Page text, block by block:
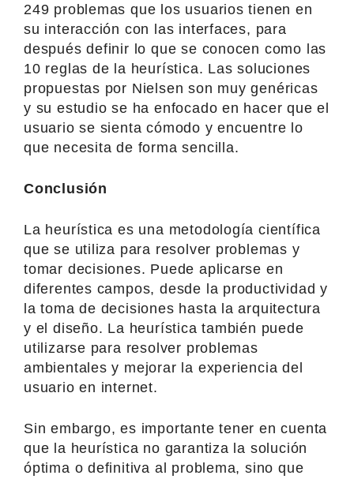
249 problemas que los usuarios tienen en
su interacción con las interfaces, para
después definir lo que se conocen como las
10 reglas de la heurística. Las soluciones
propuestas por Nielsen son muy genéricas
y su estudio se ha enfocado en hacer que el
usuario se sienta cómodo y encuentre lo
que necesita de forma sencilla.
Conclusión
La heurística es una metodología científica
que se utiliza para resolver problemas y
tomar decisiones. Puede aplicarse en
diferentes campos, desde la productividad y
la toma de decisiones hasta la arquitectura
y el diseño. La heurística también puede
utilizarse para resolver problemas
ambientales y mejorar la experiencia del
usuario en internet.
Sin embargo, es importante tener en cuenta
que la heurística no garantiza la solución
óptima o definitiva al problema, sino que